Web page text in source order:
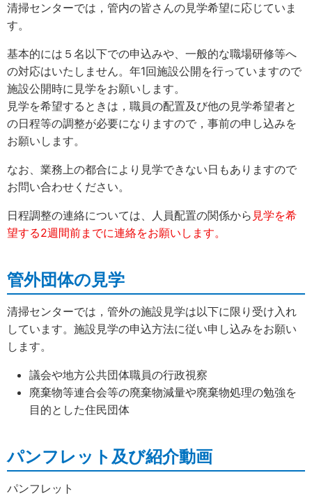
清掃センターでは，管内の皆さんの見学希望に応じていま
す。
基本的には５名以下での申込みや、一般的な職場研修等へ
の対応はいたしません。年1回施設公開を行っていますので
施設公開時に見学をお願いします。
見学を希望するときは，職員の配置及び他の見学希望者と
の日程等の調整が必要になりますので，事前の申し込みを
お願いします。
なお、業務上の都合により見学できない日もありますので
お問い合わせください。
日程調整の連絡については、人員配置の関係から 見学を希
望する2週間前までに連絡をお願いします。
管外団体の見学
清掃センターでは，管外の施設見学は以下に限り受け入れ
しています。施設見学の申込方法に従い申し込みをお願い
します。
議会や地方公共団体職員の行政視察
廃棄物等連合会等の廃棄物減量や廃棄物処理の勉強を
目的とした住民団体
パンフレット及び紹介動画
パンフレット